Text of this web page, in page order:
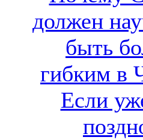
должен
быть
гибким в
Если